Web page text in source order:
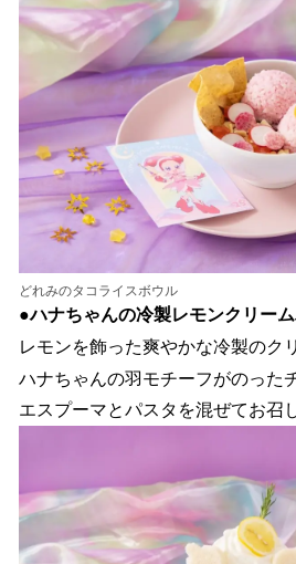
どれみのタコライスボウル
●ハナちゃんの冷製レモンクリ
レモンを飾った爽やかな冷製のク
ハナちゃんの羽モチーフがのった
エスプーマとパスタを混ぜてお召